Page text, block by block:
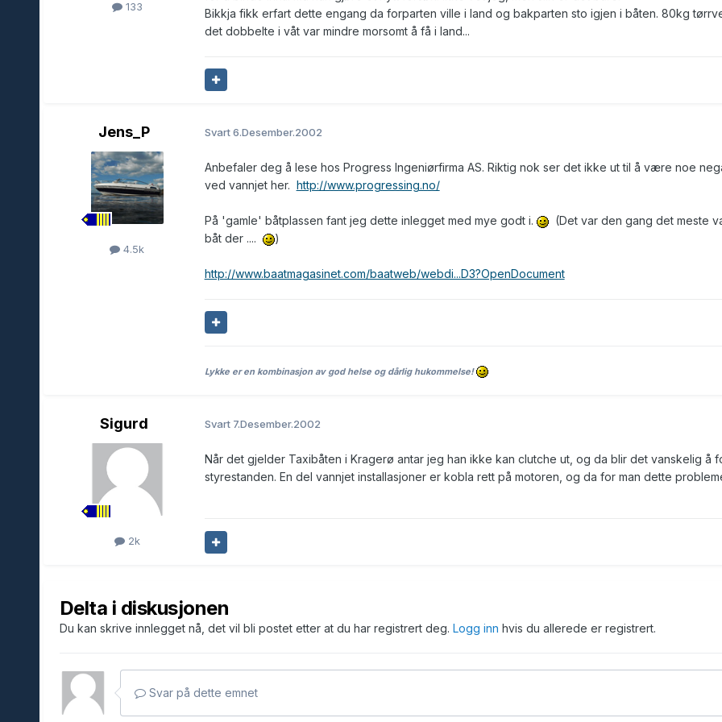
133
Bikkja fikk erfart dette engang da forparten ville i land og bakparten sto igjen i båten. 80kg
det dobbelte i våt var mindre morsomt å få i land...
Jens_P
4.5k
Svart6.Desember.2002
Anbefaler deg å lese hos Progress Ingeniørfirma AS. Riktig nok ser det ikke ut til å være noe
ved vannjet her. http://www.progressing.no/
På 'gamle' båtplassen fant jeg dette inlegget med mye godt i.
(Det var den gang det meste
båt der ....
)
http://www.baatmagasinet.com/baatweb/webdi...D3?OpenDocument
Lykke er en kombinasjon av god helse og dårlig hukommelse!
Sigurd
2k
Svart 7.Desember.2002
Når det gjelder Taxibåten i Kragerø antar jeg han ikke kan clutche ut, og da blir det vanskelig å
styrestanden. En del vannjet installasjoner er kobla rett på motoren, og da for man dette
Delta i diskusjonen
Du kan skrive innlegget nå, det vil bli postet etter at du har registrert deg. Logg inn hvis du allerede er registrert.
Svar på dette emnet